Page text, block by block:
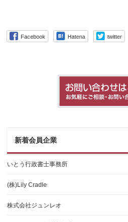
Facebook Hatena twitter
新着会員企業
いとう行政書士事務所
(株)Lily Cradle
株式会社ジュンレオ